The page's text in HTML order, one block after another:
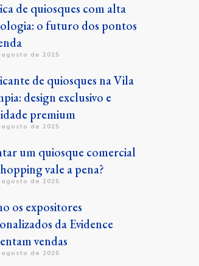
de quiosques com alta
o futuro dos pontos
agosto de 2025
de quiosques na Vila
design exclusivo e
premium
agosto de 2025
um quiosque comercial
vale a pena?
agosto de 2025
os expositores
da Evidence
vendas
agosto de 2025